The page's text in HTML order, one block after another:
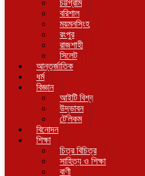
চট্টগ্রাম
বরিশাল
ময়মনসিংহ
রংপুর
রাজশাহী
সিলেট
আন্তর্জাতিক
ধর্ম
বিজ্ঞান
আইটি বিশ্ব
উদ্ভাবন
টেলিকম
বিনোদন
শিক্ষা
চিত্র বিচিত্র
সাহিত্য ও শিক্ষা
বাণী